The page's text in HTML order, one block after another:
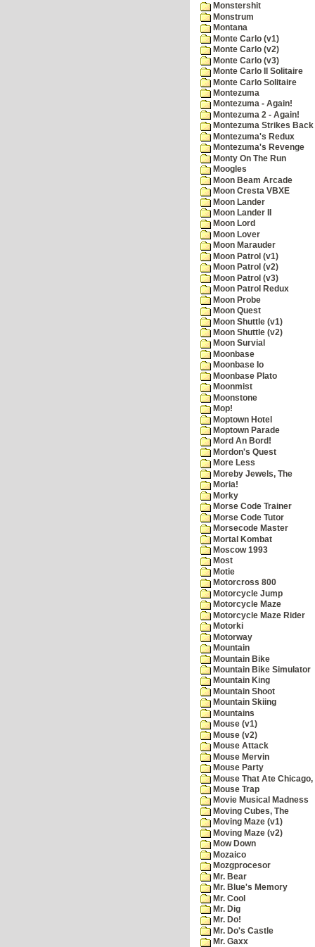
Monstershit
Monstrum
Montana
Monte Carlo (v1)
Monte Carlo (v2)
Monte Carlo (v3)
Monte Carlo II Solitaire
Monte Carlo Solitaire
Montezuma
Montezuma - Again!
Montezuma 2 - Again!
Montezuma Strikes Back
Montezuma's Redux
Montezuma's Revenge
Monty On The Run
Moogles
Moon Beam Arcade
Moon Cresta VBXE
Moon Lander
Moon Lander II
Moon Lord
Moon Lover
Moon Marauder
Moon Patrol (v1)
Moon Patrol (v2)
Moon Patrol (v3)
Moon Patrol Redux
Moon Probe
Moon Quest
Moon Shuttle (v1)
Moon Shuttle (v2)
Moon Survial
Moonbase
Moonbase Io
Moonbase Plato
Moonmist
Moonstone
Mop!
Moptown Hotel
Moptown Parade
Mord An Bord!
Mordon's Quest
More Less
Moreby Jewels, The
Moria!
Morky
Morse Code Trainer
Morse Code Tutor
Morsecode Master
Mortal Kombat
Moscow 1993
Most
Motie
Motorcross 800
Motorcycle Jump
Motorcycle Maze
Motorcycle Maze Rider
Motorki
Motorway
Mountain
Mountain Bike
Mountain Bike Simulator
Mountain King
Mountain Shoot
Mountain Skiing
Mountains
Mouse (v1)
Mouse (v2)
Mouse Attack
Mouse Mervin
Mouse Party
Mouse That Ate Chicago,
Mouse Trap
Movie Musical Madness
Moving Cubes, The
Moving Maze (v1)
Moving Maze (v2)
Mow Down
Mozaico
Mozgprocesor
Mr. Bear
Mr. Blue's Memory
Mr. Cool
Mr. Dig
Mr. Do!
Mr. Do's Castle
Mr. Gaxx